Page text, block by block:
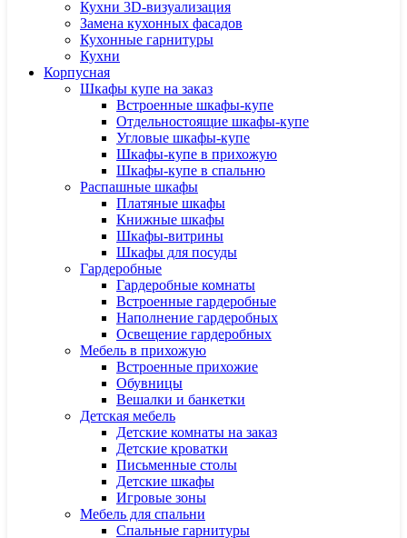
Кухни 3D-визуализация
Замена кухонных фасадов
Кухонные гарнитуры
Кухни
Корпусная
Шкафы купе на заказ
Встроенные шкафы-купе
Отдельностоящие шкафы-купе
Угловые шкафы-купе
Шкафы-купе в прихожую
Шкафы-купе в спальню
Распашные шкафы
Платяные шкафы
Книжные шкафы
Шкафы-витрины
Шкафы для посуды
Гардеробные
Гардеробные комнаты
Встроенные гардеробные
Наполнение гардеробных
Освещение гардеробных
Мебель в прихожую
Встроенные прихожие
Обувницы
Вешалки и банкетки
Детская мебель
Детские комнаты на заказ
Детские кроватки
Письменные столы
Детские шкафы
Игровые зоны
Мебель для спальни
Спальные гарнитуры